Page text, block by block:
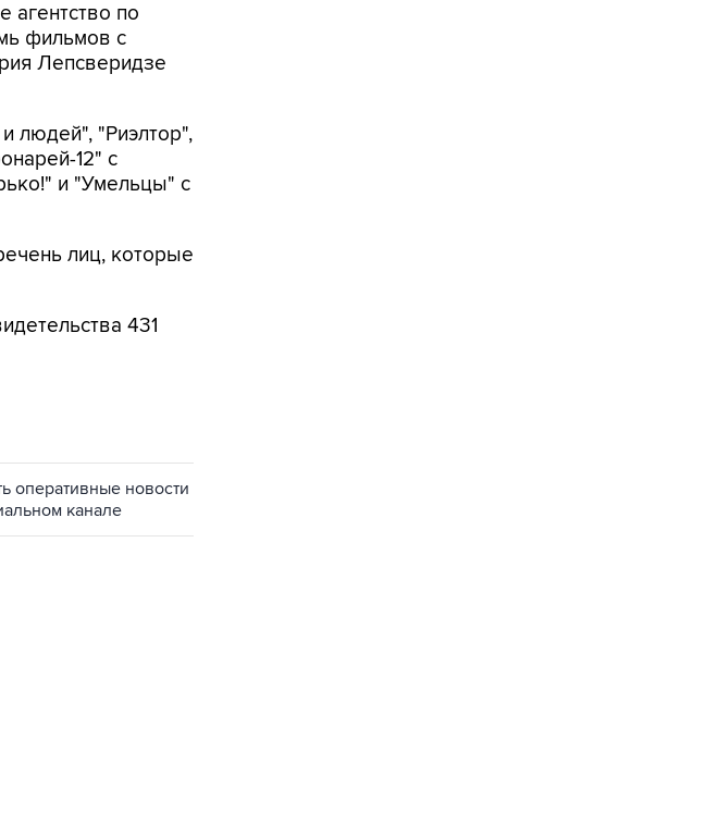
агентство по
фильмов с
Лепсверидзе
людей", "Риэлтор",
12" с
и "Умельцы" с
лиц, которые
431
оперативные новости
канале